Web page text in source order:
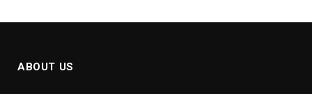
ABOUT US